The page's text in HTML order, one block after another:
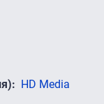
HD Media